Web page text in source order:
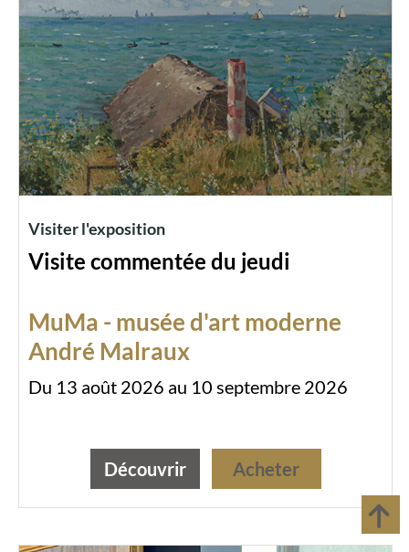
Visiter l'exposition
Visite commentée du jeudi
MuMa - musée d'art moderne
André Malraux
Du 13 août 2026 au 10 septembre 2026
Découvrir Acheter